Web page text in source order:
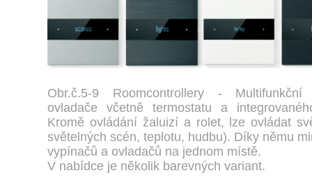
Obr.č.5-9 Roomcontrollery - Multifunkční
ovladače včetně termostatu a
Kromě ovládání žaluizí a rolet, lze ovládat
světelných scén, teplotu, hudbu). Díky němu
vypínačů a ovladačů na jednom místě.
V nabídce je několik barevných variant.